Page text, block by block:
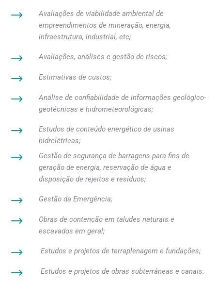
Avaliações de viabilidade ambiental de
empreendimentos de mineração, energia,
infraestrutura, industrial, etc;
Avaliações, análises e gestão de riscos;
Estimativas de custos;
Análise de confiabilidade de informações geológico-
geotécnicas e hidrometeorológicas;
Estudos de conteúdo energético de usinas
hidrelétricas;
Gestão de segurança de barragens para fins de
geração de energia, reservação de água e
disposição de rejeitos e resíduos;
Gestão da Emergência;
Obras de contenção em taludes naturais e
escavados em geral;
Estudos e projetos de terraplenagem e fundações;
Estudos e projetos de obras subterrâneas e canais.